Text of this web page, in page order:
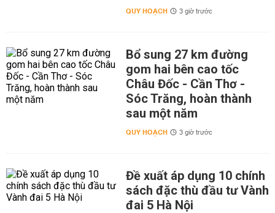
QUY HOẠCH 3 giờ trước
Bổ sung 27 km đường
gom hai bên cao tốc
Châu Đốc - Cần Thơ -
Sóc Trăng, hoàn thành
sau một năm
QUY HOẠCH 3 giờ trước
Đề xuất áp dụng 10 chính
sách đặc thù đầu tư Vành
đai 5 Hà Nội